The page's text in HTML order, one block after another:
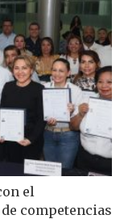
el
competencias